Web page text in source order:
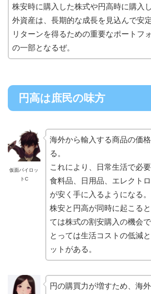
株安時に購入した株式や円高時に購入
外資産は、長期的な成長を見込んで安
リターンを得るための重要なポートフ
の一部となるぜ。
円高は庶民の味方
仮面パイロッ
トC
海外から輸入する商品の価
る。
これにより、日常生活で必
食料品、日用品、エレクト
が安く手に入るようになる。
株安と円高が同時に起こる
ては株式の割安購入の機会
とっては生活コストの低減
ットがある。
円の購買力が増すため、海